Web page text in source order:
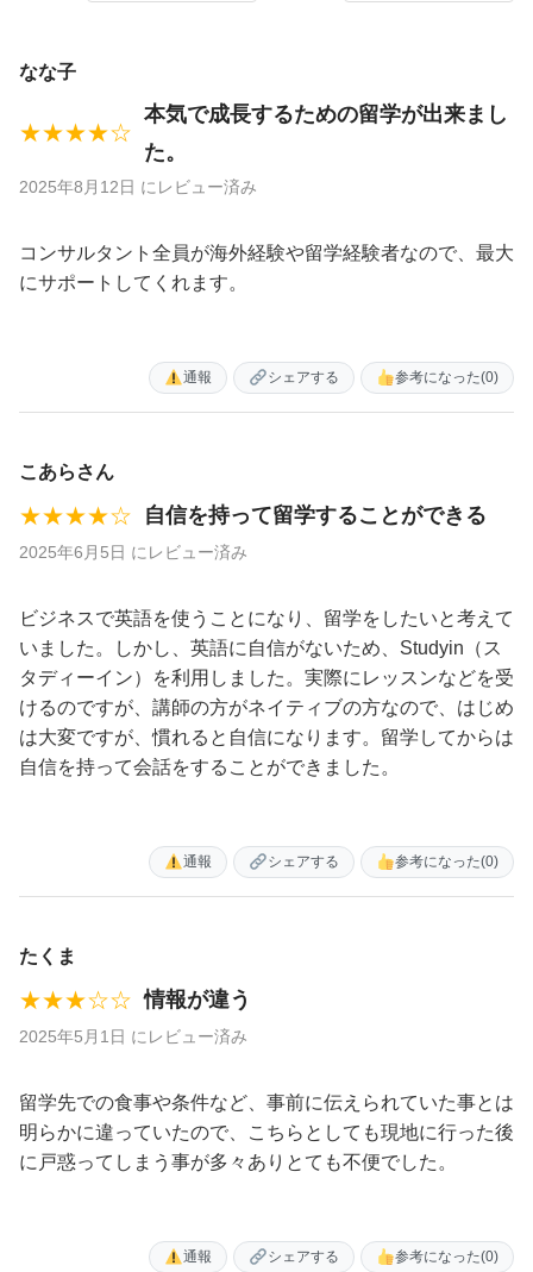
なな子
★★★★☆
本気で成長するための留学が出来まし
た。
2025年8月12日 にレビュー済み
コンサルタント全員が海外経験や留学経験者なので、最大
にサポートしてくれます。
参考になった(0)
シェアする
通報
こあらさん
★★★★☆ 自信を持って留学することができる
2025年6月5日 にレビュー済み
ビジネスで英語を使うことになり、留学をしたいと考えて
いました。しかし、英語に自信がないため、Studyin（ス
タディーイン）を利用しました。実際にレッスンなどを受
けるのですが、講師の方がネイティブの方なので、はじめ
は大変ですが、慣れると自信になります。留学してからは
自信を持って会話をすることができました。
参考になった(0)
シェアする
通報
たくま
★★★☆☆ 情報が違う
2025年5月1日 にレビュー済み
留学先での食事や条件など、事前に伝えられていた事とは
明らかに違っていたので、こちらとしても現地に行った後
に戸惑ってしまう事が多々ありとても不便でした。
参考になった(0)
シェアする
通報